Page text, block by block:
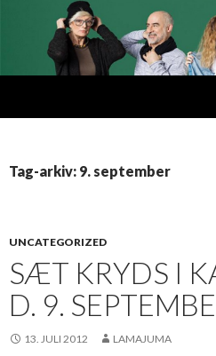
Tag-arkiv: 9. september
UNCATEGORIZED
SÆT KRYDS I
D. 9.
13. JULI 2012 LAMAJUMA